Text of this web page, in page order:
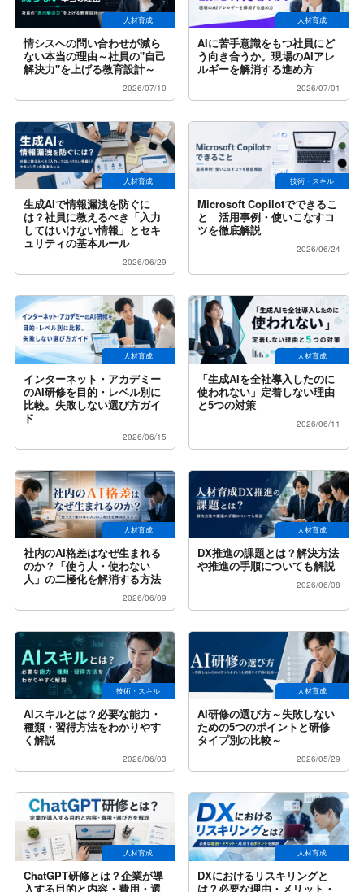
人材育成
情シスへの問い合わせが減ら
ない本当の理由～社員の"自己
解決力"を上げる教育設計～
2026/07/10
人材育成
AIに苦手意識をもつ社員にど
う向き合うか。現場のAIアレ
ルギーを解消する進め方
2026/07/01
人材育成
生成AIで情報漏洩を防ぐに
は？社員に教えるべき「入力
してはいけない情報」とセキ
ュリティの基本ルール
2026/06/29
技術・スキル
Microsoft Copilotでできるこ
と 活用事例・使いこなすコ
ツを徹底解説
2026/06/24
人材育成
インターネット・アカデミー
のAI研修を目的・レベル別に
比較。失敗しない選び方ガイ
ド
2026/06/15
人材育成
「生成AIを全社導入したのに
使われない」定着しない理由
と5つの対策
2026/06/11
人材育成
社内のAI格差はなぜ生まれる
のか？「使う人・使わない
人」の二極化を解消する方法
2026/06/09
人材育成
DX推進の課題とは？解決方法
や推進の手順についても解説
2026/06/08
技術・スキル
AIスキルとは？必要な能力・
種類・習得方法をわかりやす
く解説
2026/06/03
人材育成
AI研修の選び方～失敗しない
ための5つのポイントと研修
タイプ別の比較～
2026/05/29
人材育成
ChatGPT研修とは？企業が導
入する目的と内容・費用・選
人材育成
DXにおけるリスキリングと
は？必要な理由・メリット・